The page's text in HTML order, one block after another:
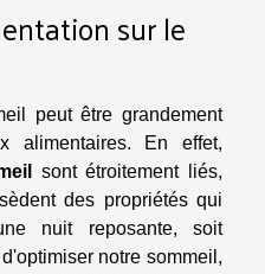
sur le
peut être grandement
alimentaires. En effet,
sont étroitement liés,
des propriétés qui
nuit reposante, soit
notre sommeil,